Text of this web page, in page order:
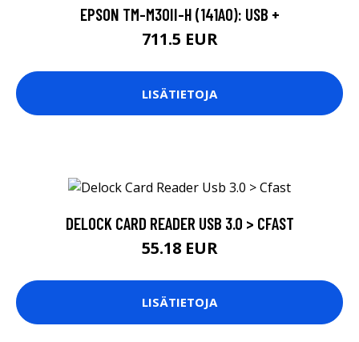
EPSON TM-M30II-H (141A0): USB +
711.5 EUR
LISÄTIETOJA
DELOCK CARD READER USB 3.0 > CFAST
55.18 EUR
LISÄTIETOJA